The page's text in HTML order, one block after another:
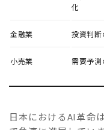
化
金融業 投資判断
小売業 需要予測
日本におけるAI革命